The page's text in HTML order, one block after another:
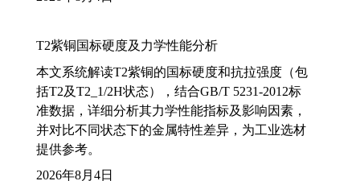
T2紫铜国标硬度及力学性能分析
本文系统解读T2紫铜的国标硬度和抗拉强度（包
括T2及T2_1/2H状态），结合GB/T 5231-2012标
准数据，详细分析其力学性能指标及影响因素，
并对比不同状态下的金属特性差异，为工业选材
提供参考。
2026年8月4日